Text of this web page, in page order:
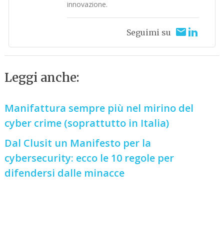
innovazione.
Seguimi su
Leggi anche:
Manifattura sempre più nel mirino del
cyber crime (soprattutto in Italia)
Dal Clusit un Manifesto per la
cybersecurity: ecco le 10 regole per
difendersi dalle minacce